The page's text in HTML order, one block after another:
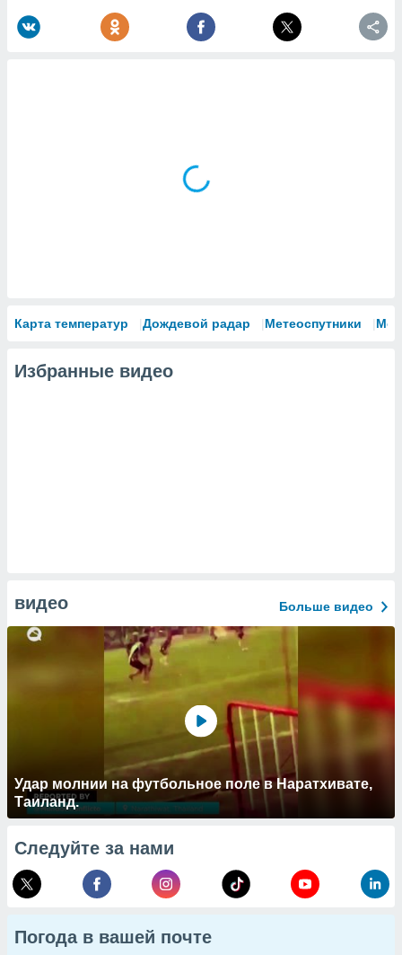
Карта температур Дождевой радар Метеоспутники
Избранные видео
видео Больше видео
Удар молнии на футбольное поле в Наратхивате,
Таиланд.
Следуйте за нами
Погода в вашей почте